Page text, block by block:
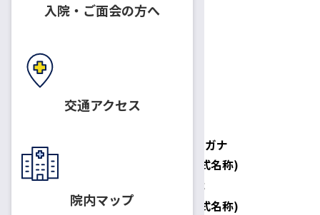
医療機関の名称
正式名称フリガナ
(医療法届出正式名称)
正式名称
(医療法届出正式名称)
入院・ご面会の方へ
交通アクセス
院内マップ